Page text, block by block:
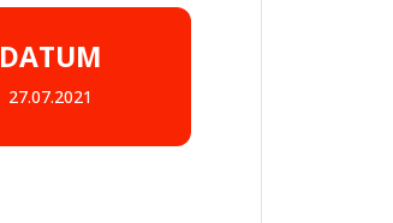
DATUM
27.07.2021